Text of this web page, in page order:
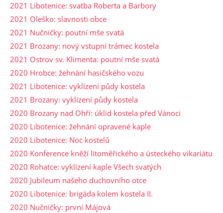
2021 Libotenice: svatba Roberta a Barbory
2021 Oleško: slavnosti obce
2021 Nučničky: poutní mše svatá
2021 Brozany: nový vstupní trámec kostela
2021 Ostrov sv. Klimenta: poutní mše svatá
2020 Hrobce: žehnání hasičského vozu
2021 Libotenice: vyklízení půdy kostela
2021 Brozany: vyklízení půdy kostela
2020 Brozany nad Ohří: úklid kostela před Vánoci
2020 Libotenice: žehnání opravené kaple
2020 Libotenice: Noc kostelů
2020 Konference kněží litoměřického a ústeckého vikariátu
2020 Rohatce: vyklízení kaple Všech svatých
2020 Jubileum našeho duchovního otce
2020 Libotenice: brigáda kolem kostela II.
2020 Nučničky: první Májová